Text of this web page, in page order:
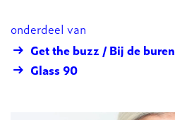
onderdeel van
Get the buzz / Bij de buren
Glass 90